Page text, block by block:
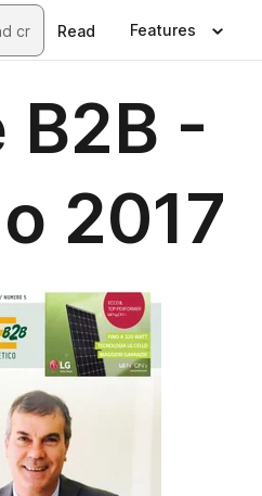
Read Features
B2B -
2017